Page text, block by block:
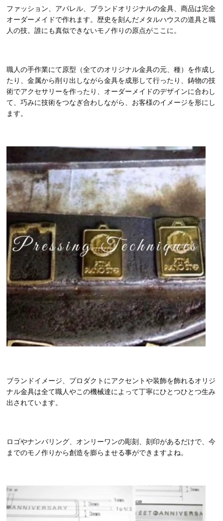
ファッション、アパレル、ブランドオリジナルの金具、商品は完全
オーダーメイドで作れます。歴史を刻んだメタルハウスの道具と職
人の技。誰にも真似できないモノ作りの原点がここに。
職人の手作業にて原型（全てのオリジナル金具の元、種）を作成し
たり、金属から削り出しながら金具を成形して行ったり、鋳物の技
術でアクセサリーを作ったり、オーダーメイドのデザインに合わし
て、巧みに技術をつなぎ合わしながら、お客様のイメージを形にし
ます。
ブランドイメージ、プロダクトにアクセントや装飾を飾れるオリジ
ナル金具は全て職人やこの機械達によって丁寧にひとつひとつ生み
出されています。
ロゴやナンバリング、オンリーワンの彫刻、刻印があるだけで、今
までのモノ作りから創造を膨らませる事ができますよね。